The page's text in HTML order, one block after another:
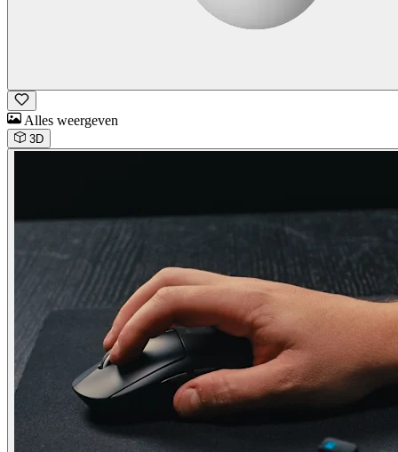
Alles weergeven
3D